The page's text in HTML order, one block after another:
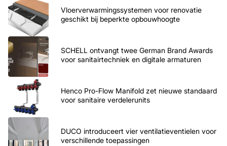
Vloerverwarmingssystemen voor renovatie
geschikt bij beperkte opbouwhoogte
SCHELL ontvangt twee German Brand Awards
voor sanitairtechniek en digitale armaturen
Henco Pro-Flow Manifold zet nieuwe standaard
voor sanitaire verdelerunits
DUCO introduceert vier ventilatieventielen voor
verschillende toepassingen